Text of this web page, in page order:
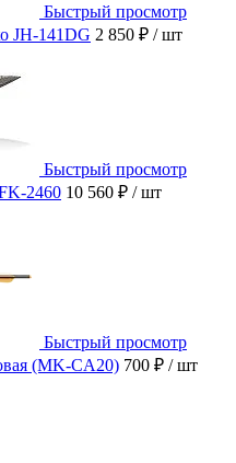
Быстрый просмотр
JH-141DG 2 850 ₽ / шт
Быстрый просмотр
2460 10 560 ₽ / шт
Быстрый просмотр
(MK-CA20) 700 ₽ / шт